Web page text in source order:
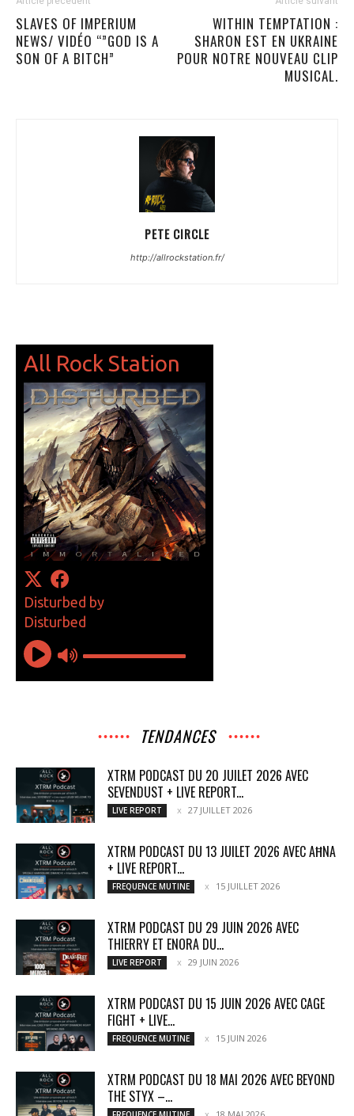
SLAVES OF IMPERIUM
NEWS/ VIDÉO “”GOD IS A
SON OF A BITCH”
WITHIN TEMPTATION :
SHARON EST EN UKRAINE
POUR NOTRE NOUVEAU CLIP
MUSICAL.
PETE CIRCLE
http://allrockstation.fr/
TENDANCES
XTRM PODCAST DU 20 JUILET 2026 AVEC
SEVENDUST + LIVE REPORT...
LIVE REPORT 27 JUILLET 2026
XTRM PODCAST DU 13 JUILET 2026 AVEC AĦNA
+ LIVE REPORT...
FREQUENCE MUTINE 15 JUILLET 2026
XTRM PODCAST DU 29 JUIN 2026 AVEC
THIERRY ET ENORA DU...
LIVE REPORT 29 JUIN 2026
XTRM PODCAST DU 15 JUIN 2026 AVEC CAGE
FIGHT + LIVE...
FREQUENCE MUTINE 15 JUIN 2026
XTRM PODCAST DU 18 MAI 2026 AVEC BEYOND
THE STYX –...